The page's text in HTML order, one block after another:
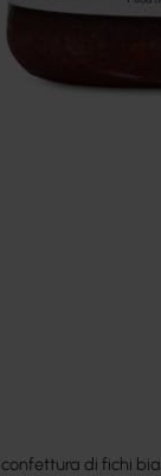
confettura di fichi